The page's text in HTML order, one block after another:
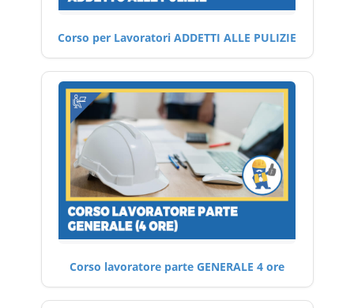
Corso per Lavoratori ADDETTI ALLE PULIZIE
Corso lavoratore parte GENERALE 4 ore